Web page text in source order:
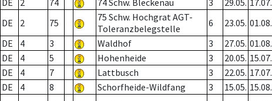
DE
2 74 74 Schw. Bleckenau 3 29.05. 17.07.
DE
2 75
75 Schw. Hochgrat AGT-
Toleranzbelegstelle
6 23.05. 01.08.
DE
4 3 Waldhof 3 27.05. 01.08.
DE
4 5 Hohenheide 3 20.05. 15.07.
DE
4 7 Lattbusch 3 22.05. 17.07.
DE
4 8 Schorfheide-Wildfang 3 15.05. 15.08.